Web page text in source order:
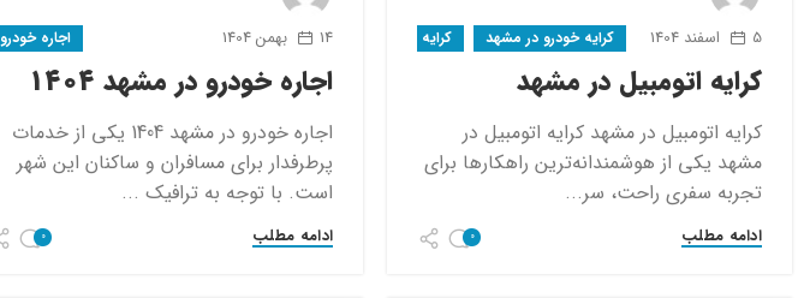
5 اسفند 1404 کرایه خودرو در مشهد کرایه ماشین در مشهد
کرایه اتومبیل در مشهد
کرایه اتومبیل در مشهد کرایه اتومبیل در
مشهد یکی از هوشمندانه‌ترین راهکارها برای
تجربه سفری راحت، سر...
ادامه مطلب 0
14 بهمن 1404 اجاره خودرو
اجاره خودرو در مشهد 1404
اجاره خودرو در مشهد 1404 یکی از خدمات
پرطرفدار برای مسافران و ساکنان این شهر
است. با توجه به ترافیک ...
ادامه مطلب 0